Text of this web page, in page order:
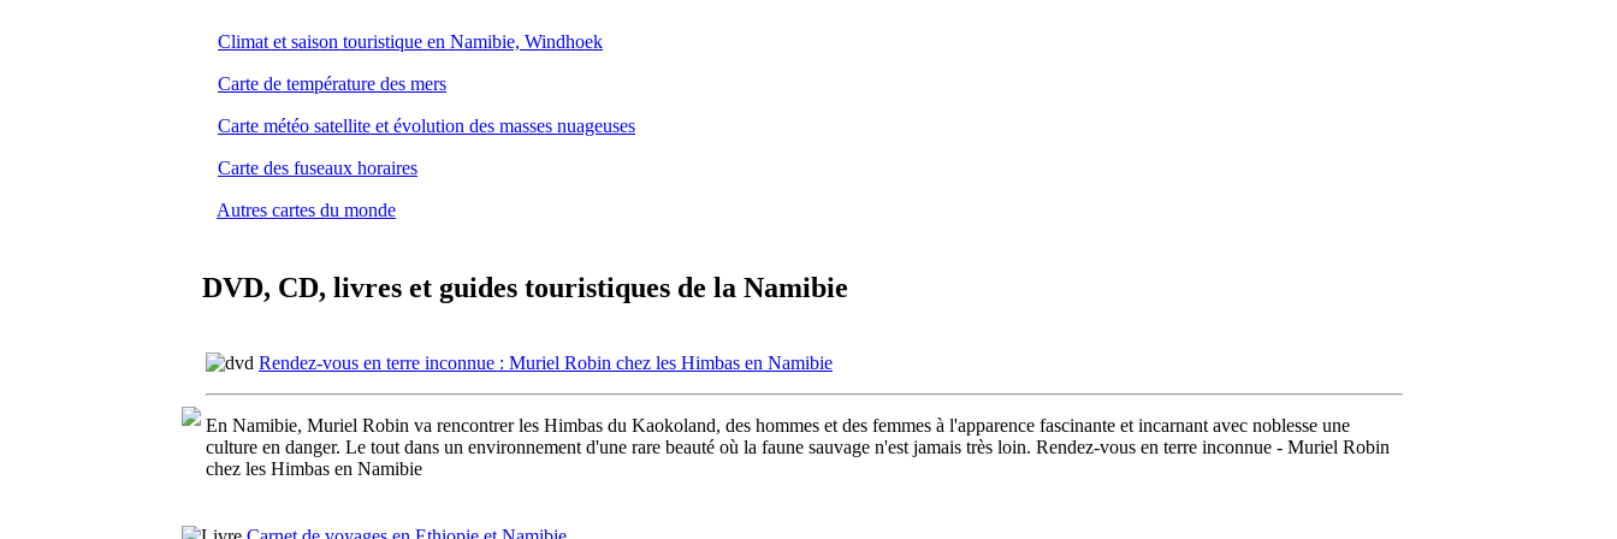
Climat et saison touristique en Namibie, Windhoek
Carte de température des mers
Carte météo satellite et évolution des masses nuageuses
Carte des fuseaux horaires
Autres cartes du monde
DVD, CD, livres et guides touristiques de la Namibie
Rendez-vous en terre inconnue : Muriel Robin chez les Himbas en Namibie
En Namibie, Muriel Robin va rencontrer les Himbas du Kaokoland, des hommes et des femmes à l'apparence fascinante et incarnant avec noblesse une
culture en danger. Le tout dans un environnement d'une rare beauté où la faune sauvage n'est jamais très loin. Rendez-vous en terre inconnue - Muriel Robin
chez les Himbas en Namibie